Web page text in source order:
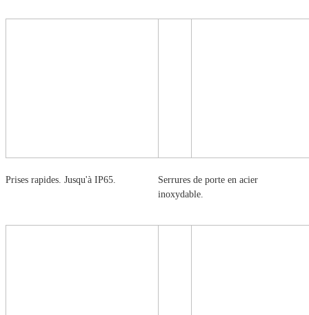
Prises rapides. Jusqu'à IP65.
Serrures de porte en acier
inoxydable.